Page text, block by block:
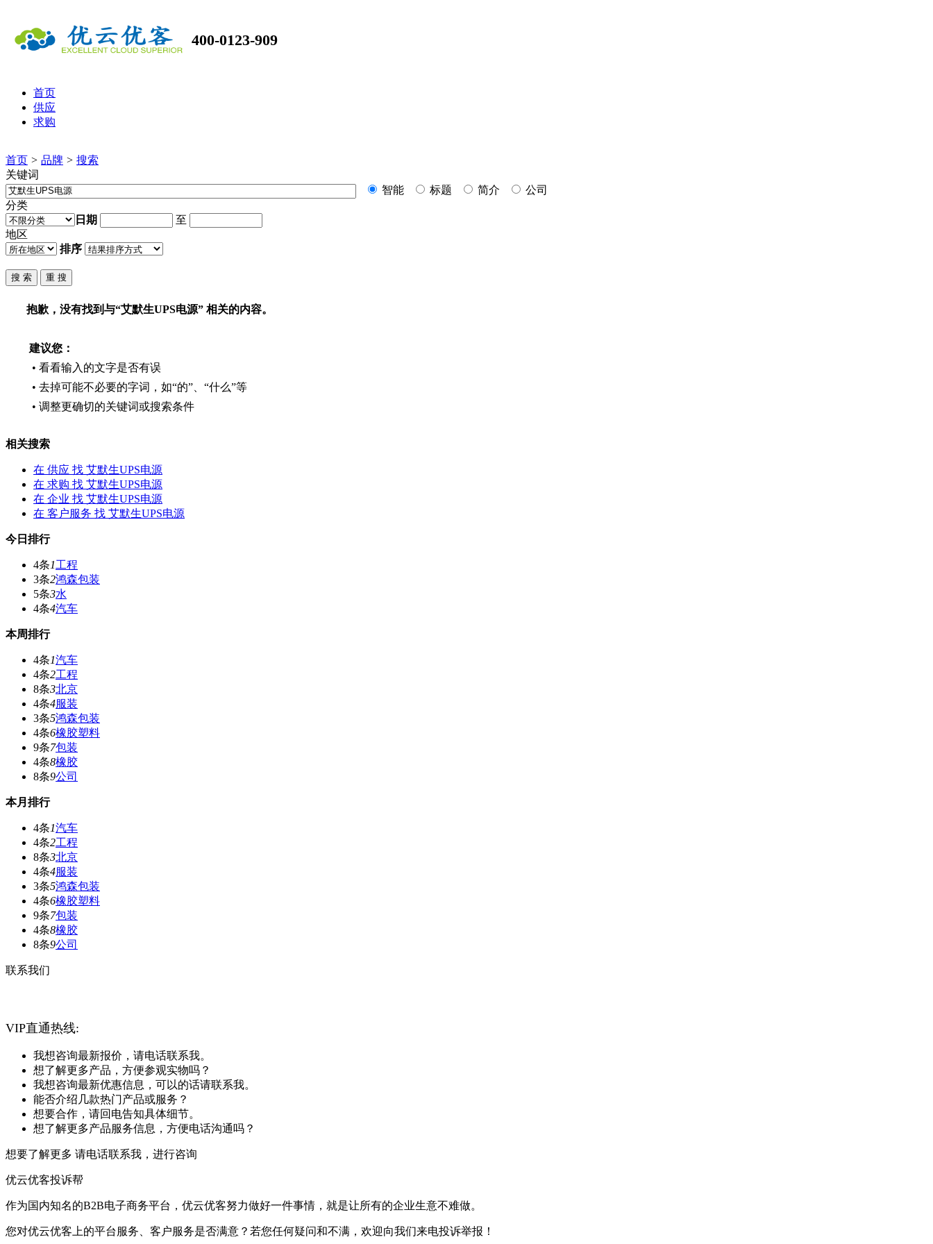
400-0123-909
首页
供应
求购
首页 > 品牌 > 搜索
关键词
智能
标题 简介
公司
分类
日期
至
地区
排序
抱歉，没有找到与“艾默生UPS电源” 相关的内容。
建议您：
• 看看输入的文字是否有误
• 去掉可能不必要的字词，如“的”、“什么”等
• 调整更确切的关键词或搜索条件
相关搜索
在 供应 找 艾默生UPS电源
在 求购 找 艾默生UPS电源
在 企业 找 艾默生UPS电源
在 客户服务 找 艾默生UPS电源
今日排行
4条1工程
3条2鸿森包装
5条3水
4条4汽车
本周排行
4条1汽车
4条2工程
8条3北京
4条4服装
3条5鸿森包装
4条6橡胶塑料
9条7包装
4条8橡胶
8条9公司
本月排行
4条1汽车
4条2工程
8条3北京
4条4服装
3条5鸿森包装
4条6橡胶塑料
9条7包装
4条8橡胶
8条9公司
联系我们
VIP直通热线:
我想咨询最新报价，请电话联系我。
想了解更多产品，方便参观实物吗？
我想咨询最新优惠信息，可以的话请联系我。
能否介绍几款热门产品或服务？
想要合作，请回电告知具体细节。
想了解更多产品服务信息，方便电话沟通吗？
想要了解更多 请电话联系我，进行咨询
优云优客投诉帮
作为国内知名的B2B电子商务平台，优云优客努力做好一件事情，就是让所有的企业生意不难做。
您对优云优客上的平台服务、客户服务是否满意？若您任何疑问和不满，欢迎向我们来电投诉举报！